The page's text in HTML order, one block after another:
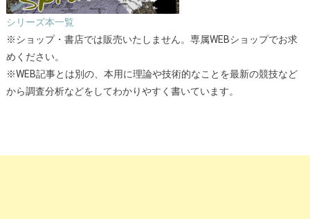
シリーズ本一覧
※ショップ・書店では販売いたしません。専属WEBショップでお求
めください。
※WEB記事とは別の、本用に理論や技術的なことを最新の競技など
から調査分析などをしてわかりやすく書いています。